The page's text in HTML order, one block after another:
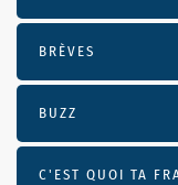
BRÈVES
BUZZ
C'EST QUOI TA